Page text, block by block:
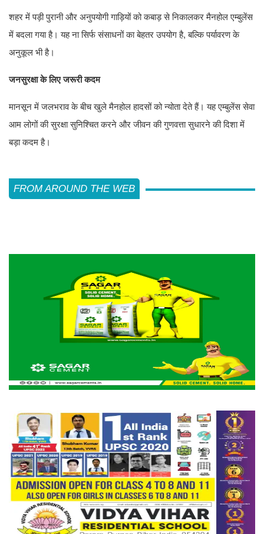
शहर में पड़ी पुरानी और अनुपयोगी गाड़ियों को कबाड़ से निकालकर मैनहोल एम्बुलेंस
में बदला गया है। यह ना सिर्फ संसाधनों का बेहतर उपयोग है, बल्कि पर्यावरण के
अनुकूल भी है।
जनसुरक्षा के लिए जरूरी कदम
मानसून में जलभराव के बीच खुले मैनहोल हादसों को न्योता देते हैं। यह एम्बुलेंस सेवा
आम लोगों की सुरक्षा सुनिश्चित करने और जीवन की गुणवत्ता सुधारने की दिशा में
बड़ा कदम है।
FROM AROUND THE WEB